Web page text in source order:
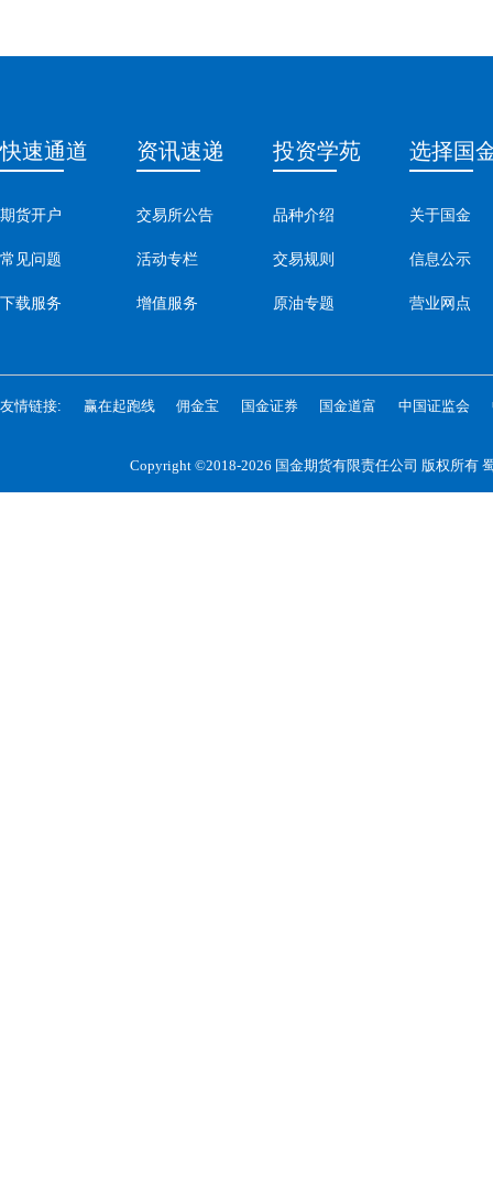
快速通道
期货开户
常见问题
下载服务
资讯速递
交易所公告
活动专栏
增值服务
投资学苑
品种介绍
交易规则
原油专题
选择国
关于国金
信息公示
营业网点
友情链接: 赢在起跑线 佣金宝 国金证券 国金道富 中国证监会
Copyright ©2018-2026 国金期货有限责任公司 版权所有